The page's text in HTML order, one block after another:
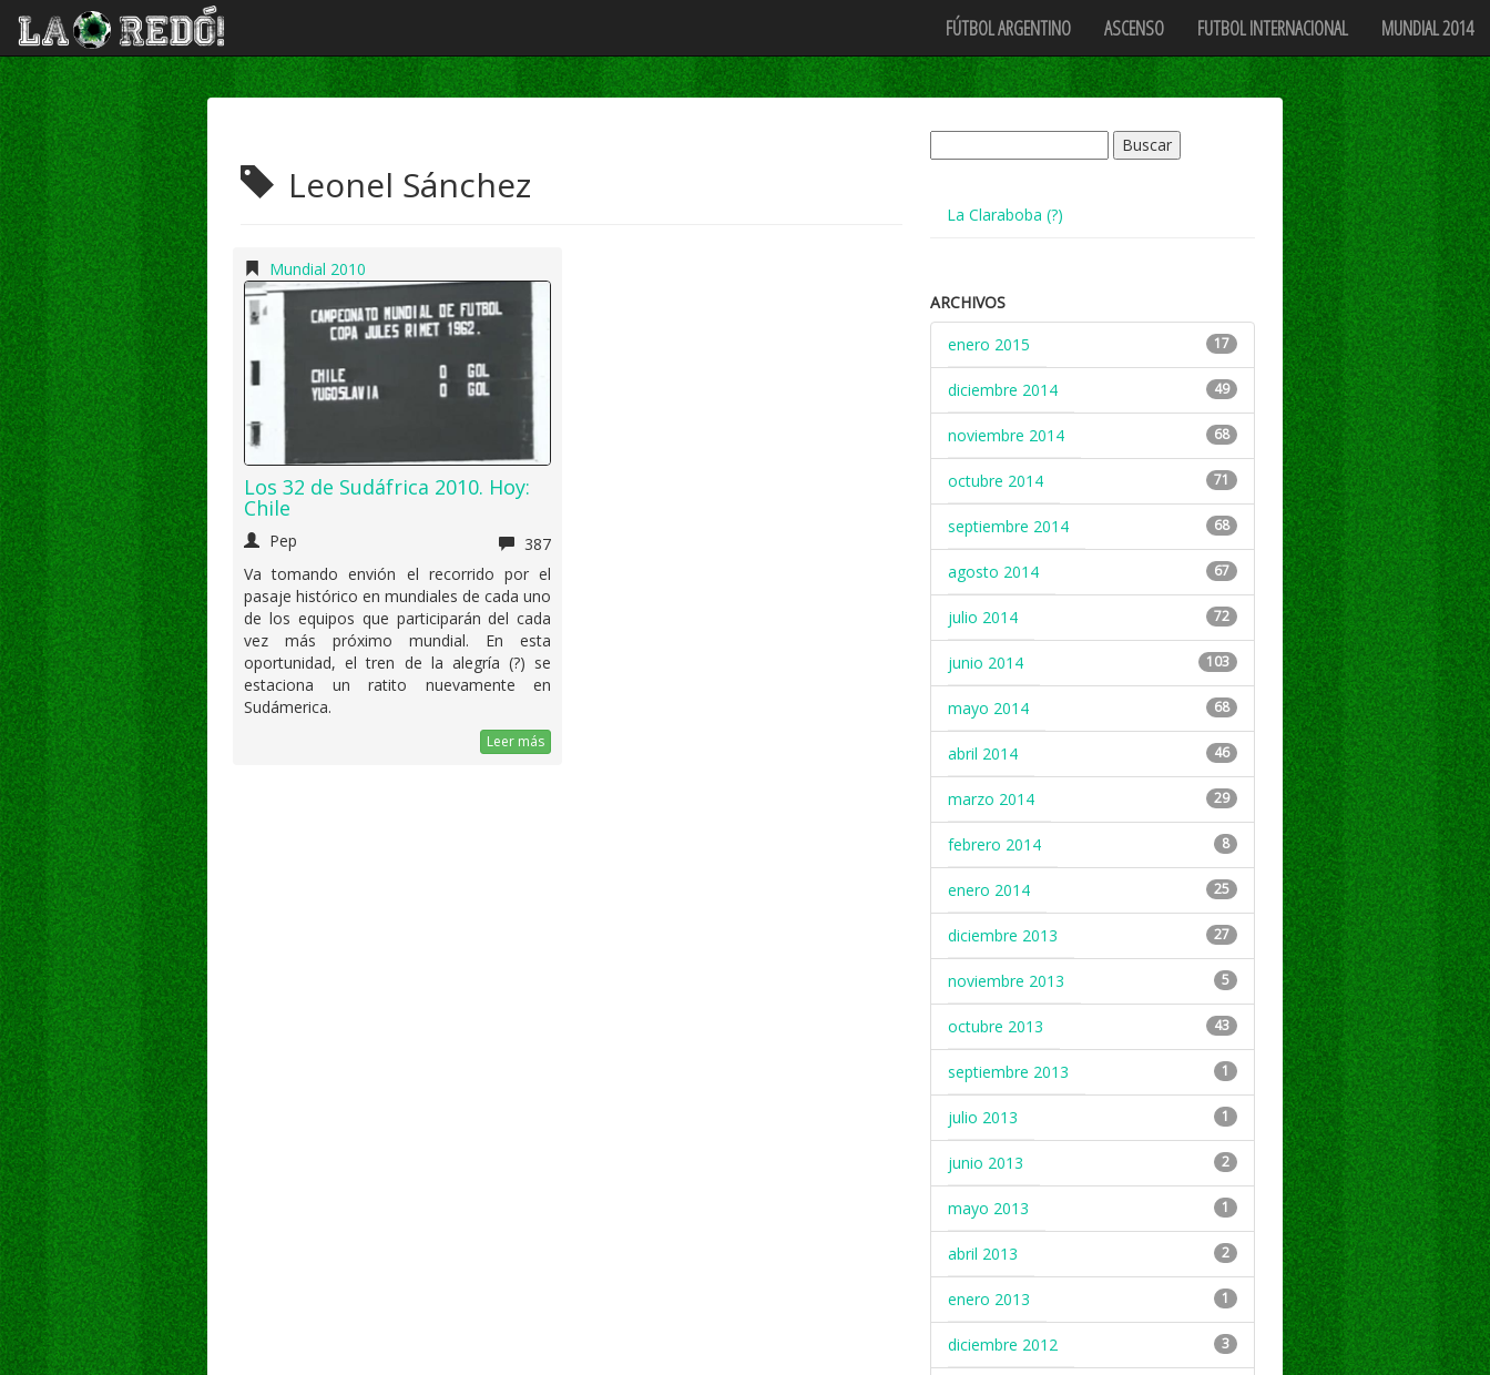
FÚTBOL ARGENTINO ASCENSO FUTBOL INTERNACIONAL MUNDIAL 2014
Leonel Sánchez
Mundial 2010
Los 32 de Sudáfrica 2010. Hoy:
Chile
Pep
387
Va tomando envión el recorrido por el
pasaje histórico en mundiales de cada uno
de los equipos que participarán del cada
vez más próximo mundial. En esta
oportunidad, el tren de la alegría (?) se
estaciona un ratito nuevamente en
Sudámerica.
Leer más
La Claraboba (?)
ARCHIVOS
enero 2015
17
diciembre 2014 49
noviembre 2014 68
octubre 2014 71
septiembre 2014 68
agosto 2014 67
julio 2014 72
junio 2014 103
mayo 2014 68
abril 2014 46
marzo 2014 29
febrero 2014 8
enero 2014 25
diciembre 2013 27
noviembre 2013 5
octubre 2013 43
septiembre 2013 1
julio 2013 1
junio 2013 2
mayo 2013 1
abril 2013 2
enero 2013 1
diciembre 2012 3